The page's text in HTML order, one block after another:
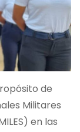
de
Militares
en las